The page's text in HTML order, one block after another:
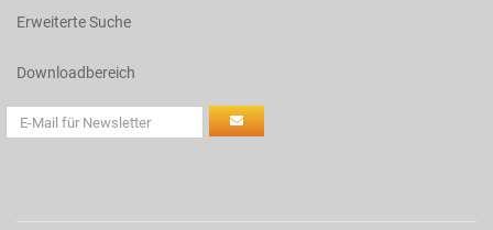
Erweiterte Suche
Downloadbereich